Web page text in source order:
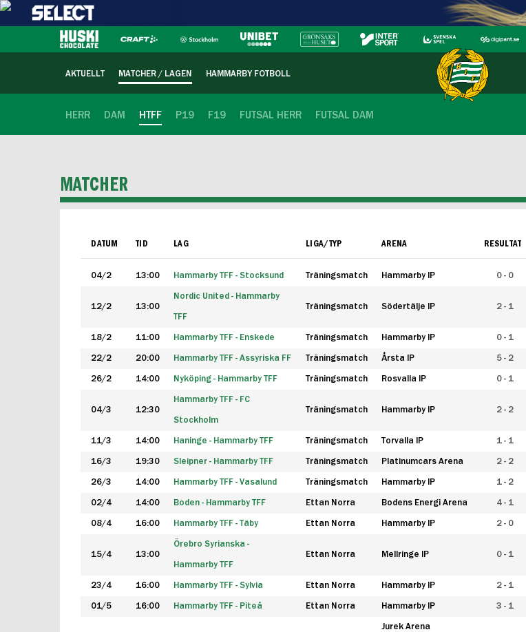
AKTUELLT MATCHER / LAGEN HAMMARBY FOTBOLL
HERR DAM HTFF P19 F19 FUTSAL HERR FUTSAL DAM
MATCHER
DATUM TID LAG LIGA/TYP ARENA RESULTAT
04/2 13:00 Hammarby TFF - Stocksund Träningsmatch Hammarby IP 0 - 0
12/2 13:00
Nordic United - Hammarby
TFF
Träningsmatch Södertälje IP 2 - 1
18/2 11:00 Hammarby TFF - Enskede Träningsmatch Hammarby IP 0 - 1
22/2 20:00 Hammarby TFF - Assyriska FF Träningsmatch Årsta IP 5 - 2
26/2 14:00 Nyköping - Hammarby TFF Träningsmatch Rosvalla IP 0 - 1
04/3 12:30
Hammarby TFF - FC
Stockholm
Träningsmatch Hammarby IP 2 - 2
11/3 14:00 Haninge - Hammarby TFF Träningsmatch Torvalla IP 1 - 1
16/3 19:30 Sleipner - Hammarby TFF Träningsmatch Platinumcars Arena 2 - 2
26/3 14:00 Hammarby TFF - Vasalund Träningsmatch Hammarby IP 1 - 2
02/4 14:00 Boden - Hammarby TFF Ettan Norra Bodens Energi Arena 4 - 1
08/4 16:00 Hammarby TFF - Täby Ettan Norra Hammarby IP 2 - 0
15/4 13:00
Örebro Syrianska -
Hammarby TFF
Ettan Norra Mellringe IP 0 - 1
23/4 16:00 Hammarby TFF - Sylvia Ettan Norra Hammarby IP 2 - 1
01/5 16:00 Hammarby TFF - Piteå Ettan Norra Hammarby IP 3 - 1
Jurek Arena